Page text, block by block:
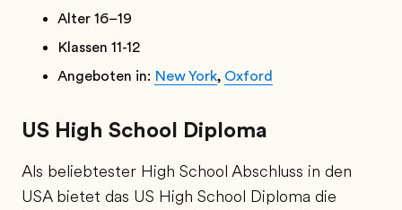
Alter 16–19
Klassen 11-12
Angeboten in: New York, Oxford
US High School Diploma
Als beliebtester High School Abschluss in den
USA bietet das US High School Diploma die